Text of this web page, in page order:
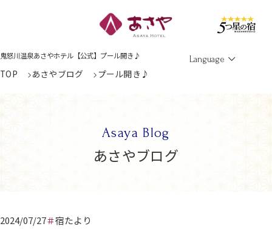
鬼怒川温泉あさやホテル【公式】プール開き♪ Language
TOP あさやブログ プール開き♪
Asaya Blog
あさやブログ
2024/07/27 宿たより